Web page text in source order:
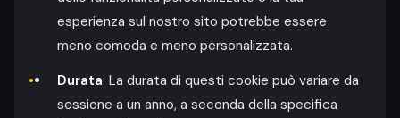
esperienza sul nostro sito potrebbe essere
meno comoda e meno personalizzata.
Durata: La durata di questi cookie può variare da
sessione a un anno, a seconda della specifica